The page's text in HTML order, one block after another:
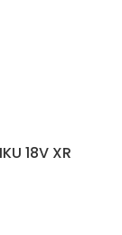
18V XR